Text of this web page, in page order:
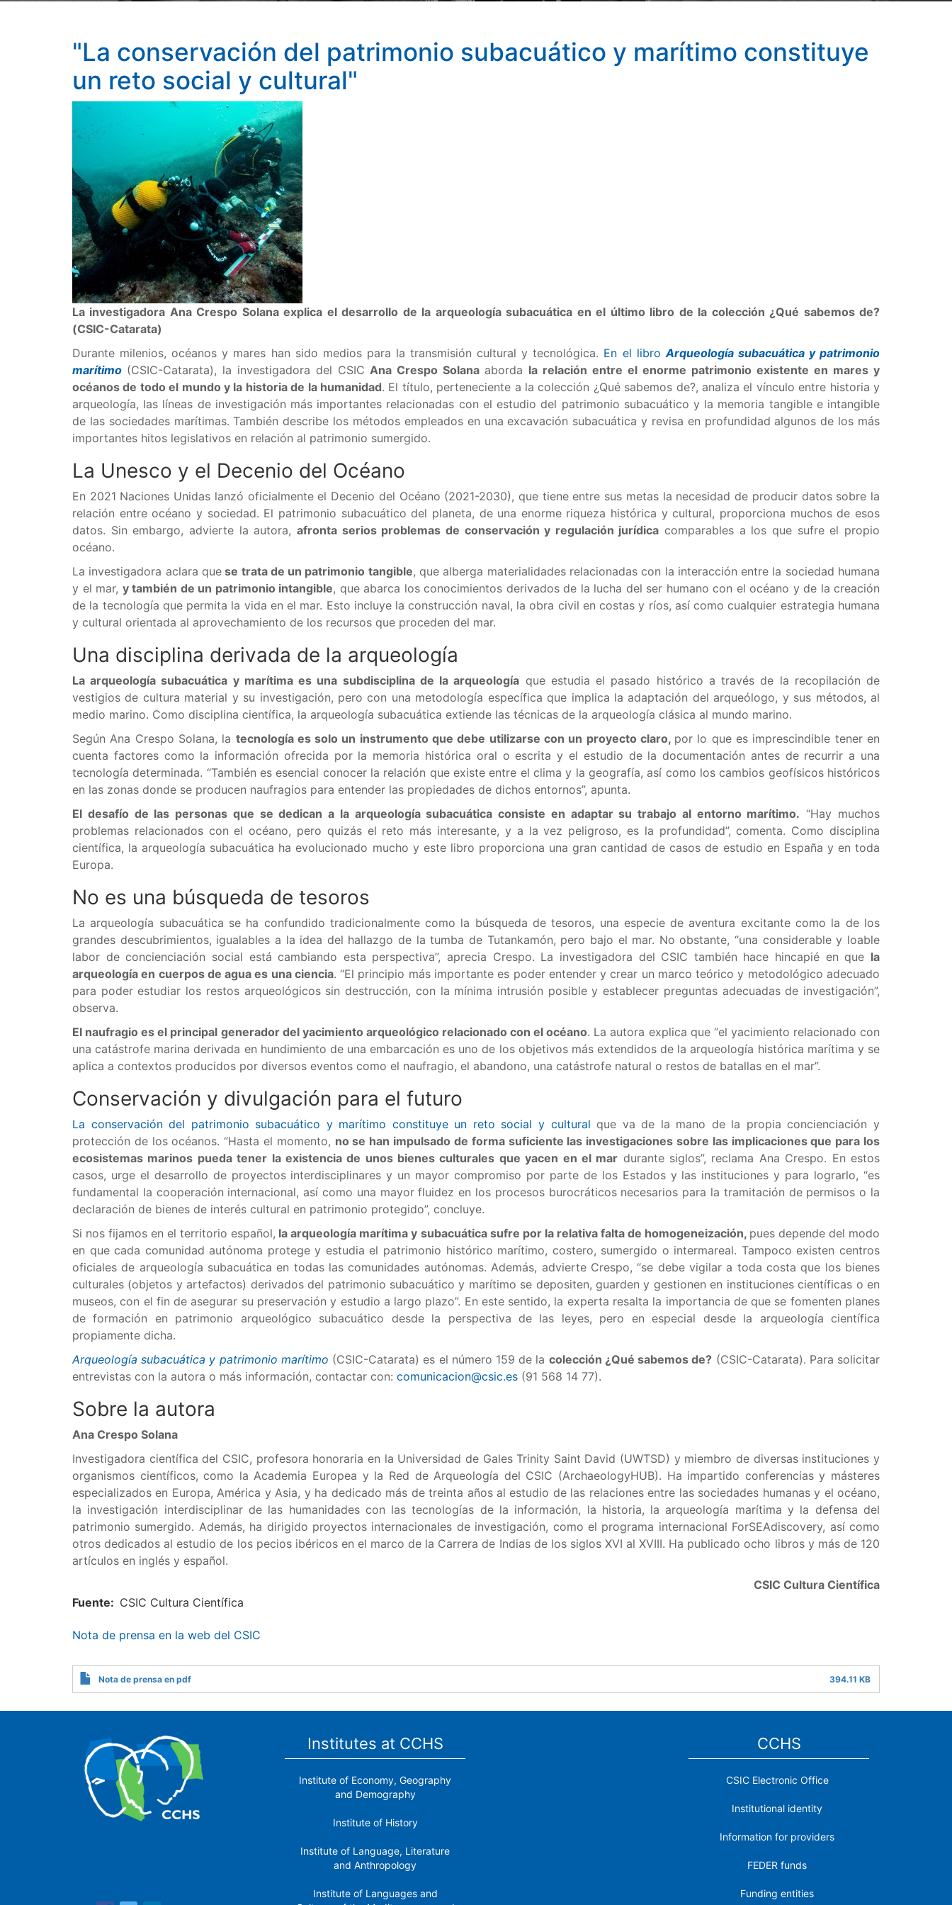
"La conservación del patrimonio subacuático y marítimo constituye
un reto social y cultural"
La investigadora Ana Crespo Solana explica el desarrollo de la arqueología subacuática en el último libro de la colección ¿Qué sabemos de?
(CSIC-Catarata)
Durante milenios, océanos y mares han sido medios para la transmisión cultural y tecnológica. En el libroArqueología subacuática y patrimonio
marítimo (CSIC-Catarata), la investigadora del CSIC Ana Crespo Solana aborda la relación entre el enorme patrimonio existente en mares y
océanos de todo el mundo y la historia de la humanidad. El título, perteneciente a la colección ¿Qué sabemos de?, analiza el vínculo entre historia y
arqueología, las líneas de investigación más importantes relacionadas con el estudio del patrimonio subacuático y la memoria tangible e intangible
de las sociedades marítimas. También describe los métodos empleados en una excavación subacuática y revisa en profundidad algunos de los más
importantes hitos legislativos en relación al patrimonio sumergido.
La Unesco y el Decenio del Océano
En 2021 Naciones Unidas lanzó oficialmente el Decenio del Océano (2021-2030), que tiene entre sus metas la necesidad de producir datos sobre la
relación entre océano y sociedad. El patrimonio subacuático del planeta, de una enorme riqueza histórica y cultural, proporciona muchos de esos
datos. Sin embargo, advierte la autora, afronta serios problemas de conservación y regulación jurídica comparables a los que sufre el propio
océano.
La investigadora aclara quese trata de un patrimonio tangible, que alberga materialidades relacionadas con la interacción entre la sociedad humana
y el mar, y también de un patrimonio intangible, que abarca los conocimientos derivados de la lucha del ser humano con el océano y de la creación
de la tecnología que permita la vida en el mar. Esto incluye la construcción naval, la obra civil en costas y ríos, así como cualquier estrategia humana
y cultural orientada al aprovechamiento de los recursos que proceden del mar.
Una disciplina derivada de la arqueología
La arqueología subacuática y marítima es una subdisciplina de la arqueología que estudia el pasado histórico a través de la recopilación de
vestigios de cultura material y su investigación, pero con una metodología específica que implica la adaptación del arqueólogo, y sus métodos, al
medio marino. Como disciplina científica, la arqueología subacuática extiende las técnicas de la arqueología clásica al mundo marino.
Según Ana Crespo Solana, la tecnología es solo un instrumento que debe utilizarse con un proyecto claro, por lo que es imprescindible tener en
cuenta factores como la información ofrecida por la memoria histórica oral o escrita y el estudio de la documentación antes de recurrir a una
tecnología determinada. “También es esencial conocer la relación que existe entre el clima y la geografía, así como los cambios geofísicos históricos
en las zonas donde se producen naufragios para entender las propiedades de dichos entornos”, apunta.
El desafío de las personas que se dedican a la arqueología subacuática consiste en adaptar su trabajo al entorno marítimo. “Hay muchos
problemas relacionados con el océano, pero quizás el reto más interesante, y a la vez peligroso, es la profundidad”, comenta. Como disciplina
científica, la arqueología subacuática ha evolucionado mucho y este libro proporciona una gran cantidad de casos de estudio en España y en toda
Europa.
No es una búsqueda de tesoros
La arqueología subacuática se ha confundido tradicionalmente como la búsqueda de tesoros, una especie de aventura excitante como la de los
grandes descubrimientos, igualables a la idea del hallazgo de la tumba de Tutankamón, pero bajo el mar. No obstante, “una considerable y loable
labor de concienciación social está cambiando esta perspectiva”, aprecia Crespo. La investigadora del CSIC también hace hincapié en que la
arqueología en cuerpos de agua es una ciencia. “El principio más importante es poder entender y crear un marco teórico y metodológico adecuado
para poder estudiar los restos arqueológicos sin destrucción, con la mínima intrusión posible y establecer preguntas adecuadas de investigación”,
observa.
El naufragio es el principal generador del yacimiento arqueológico relacionado con el océano. La autora explica que “el yacimiento relacionado con
una catástrofe marina derivada en hundimiento de una embarcación es uno de los objetivos más extendidos de la arqueología histórica marítima y se
aplica a contextos producidos por diversos eventos como el naufragio, el abandono, una catástrofe natural o restos de batallas en el mar”.
Conservación y divulgación para el futuro
La conservación del patrimonio subacuático y marítimo constituye un reto social y cultural que va de la mano de la propia concienciación y
protección de los océanos. “Hasta el momento, no se han impulsado de forma suficiente las investigaciones sobre las implicaciones que para los
ecosistemas marinos pueda tener la existencia de unos bienes culturales que yacen en el mar durante siglos”, reclama Ana Crespo. En estos
casos, urge el desarrollo de proyectos interdisciplinares y un mayor compromiso por parte de los Estados y las instituciones y para lograrlo, “es
fundamental la cooperación internacional, así como una mayor fluidez en los procesos burocráticos necesarios para la tramitación de permisos o la
declaración de bienes de interés cultural en patrimonio protegido”, concluye.
Si nos fijamos en el territorio español, la arqueología marítima y subacuática sufre por la relativa falta de homogeneización, pues depende del modo
en que cada comunidad autónoma protege y estudia el patrimonio histórico marítimo, costero, sumergido o intermareal. Tampoco existen centros
oficiales de arqueología subacuática en todas las comunidades autónomas. Además, advierte Crespo, “se debe vigilar a toda costa que los bienes
culturales (objetos y artefactos) derivados del patrimonio subacuático y marítimo se depositen, guarden y gestionen en instituciones científicas o en
museos, con el fin de asegurar su preservación y estudio a largo plazo”. En este sentido, la experta resalta la importancia de que se fomenten planes
de formación en patrimonio arqueológico subacuático desde la perspectiva de las leyes, pero en especial desde la arqueología científica
propiamente dicha.
Arqueología subacuática y patrimonio marítimo (CSIC-Catarata) es el número 159 de la colección ¿Qué sabemos de? (CSIC-Catarata). Para solicitar
entrevistas con la autora o más información, contactar con: comunicacion@csic.es (91 568 14 77).
Sobre la autora
Ana Crespo Solana
Investigadora científica del CSIC, profesora honoraria en la Universidad de Gales Trinity Saint David (UWTSD) y miembro de diversas instituciones y
organismos científicos, como la Academia Europea y la Red de Arqueología del CSIC (ArchaeologyHUB). Ha impartido conferencias y másteres
especializados en Europa, América y Asia, y ha dedicado más de treinta años al estudio de las relaciones entre las sociedades humanas y el océano,
la investigación interdisciplinar de las humanidades con las tecnologías de la información, la historia, la arqueología marítima y la defensa del
patrimonio sumergido. Además, ha dirigido proyectos internacionales de investigación, como el programa internacional ForSEAdiscovery, así como
otros dedicados al estudio de los pecios ibéricos en el marco de la Carrera de Indias de los siglos XVI al XVIII. Ha publicado ocho libros y más de 120
artículos en inglés y español.
CSIC Cultura Científica
Fuente
CSIC Cultura Científica
Nota de prensa en la web del CSIC
Nota de prensa en pdf 394.11 KB
Institutes at CCHS
Institute of Economy, Geography
and Demography
Institute of History
Institute of Language, Literature
and Anthropology
Institute of Languages ​​and
CCHS
CSIC Electronic Office
Institutional identity
Information for providers
FEDER funds
Funding entities